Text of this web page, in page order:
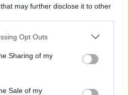
that may further disclose it to other
Opt Outs
Sharing of my
Sale of my